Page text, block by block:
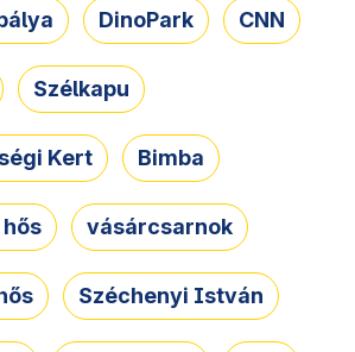
DinoPark CNN
Szélkapu
Kert Bimba
vásárcsarnok
Széchenyi István